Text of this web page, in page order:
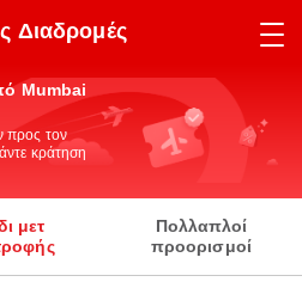
Διαδρομές
Mumbai
προς τον
κράτηση
μετ
Πολλαπλοί
προορισμοί